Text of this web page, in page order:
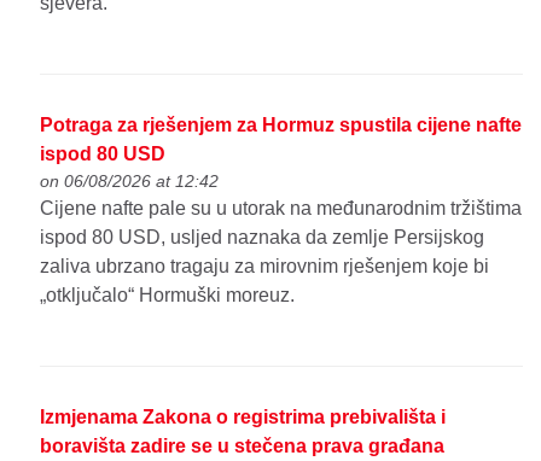
Potraga za rješenjem za Hormuz spustila cijene nafte
ispod 80 USD
on 06/08/2026 at 12:42
Cijene nafte pale su u utorak na međunarodnim tržištima
ispod 80 USD, usljed naznaka da zemlje Persijskog
zaliva ubrzano tragaju za mirovnim rješenjem koje bi
„otključalo“ Hormuški moreuz.
Izmjenama Zakona o registrima prebivališta i
boravišta zadire se u stečena prava građana